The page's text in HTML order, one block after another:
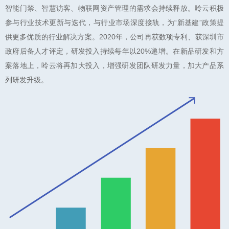
智能门禁、智慧访客、物联网资产管理的需求会持续释放。呤云积极
参与行业技术更新与迭代，与行业市场深度接轨，为“新基建”政策提
供更多优质的行业解决方案。2020年，公司再获数项专利、获深圳市
政府后备人才评定，研发投入持续每年以20%递增。在新品研发和方
案落地上，呤云将再加大投入，增强研发团队研发力量，加大产品系
列研发升级。